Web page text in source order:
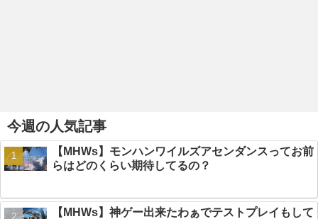
今週の人気記事
【MHWs】モンハンワイルズアセンダンスってお前
らはどのくらい期待してるの？
【MHWs】神ゲー出来たわぁでテストプレイもして